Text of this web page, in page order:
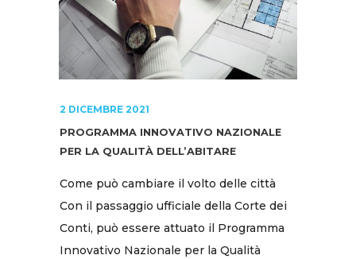
2 DICEMBRE 2021
PROGRAMMA INNOVATIVO NAZIONALE
PER LA QUALITÀ DELL’ABITARE
Come può cambiare il volto delle città
Con il passaggio ufficiale della Corte dei
Conti, può essere attuato il Programma
Innovativo Nazionale per la Qualità